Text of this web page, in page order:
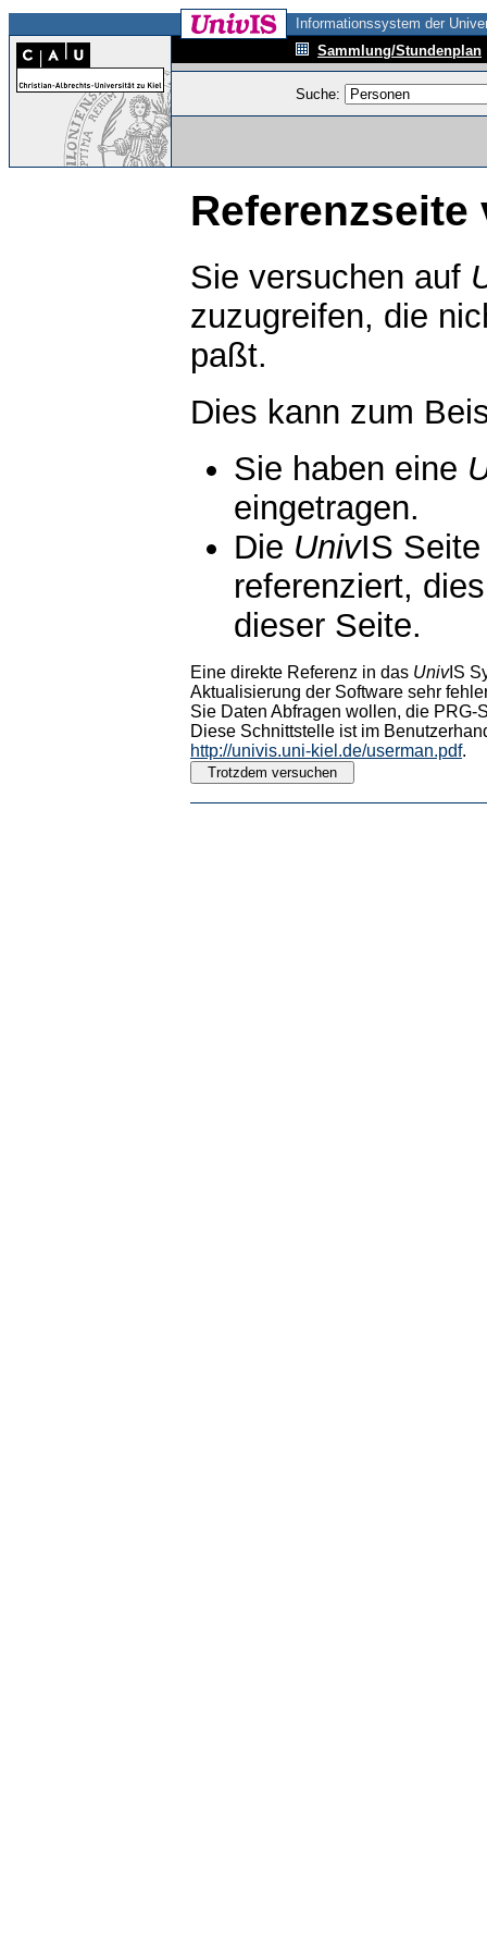
Informationssystem der
Sammlung/Stundenplan
Suche:
Referenzseite
Sie versuchen auf
zuzugreifen, die
paßt.
Dies kann zum
Sie haben eine
eingetragen.
Die UnivIS
referenziert,
dieser Seite.
Eine direkte Referenz in das UnivIS
Aktualisierung der Software sehr
Sie Daten Abfragen wollen, die PRG-
Diese Schnittstelle ist im
http://univis.uni-kiel.de/userman.pdf.